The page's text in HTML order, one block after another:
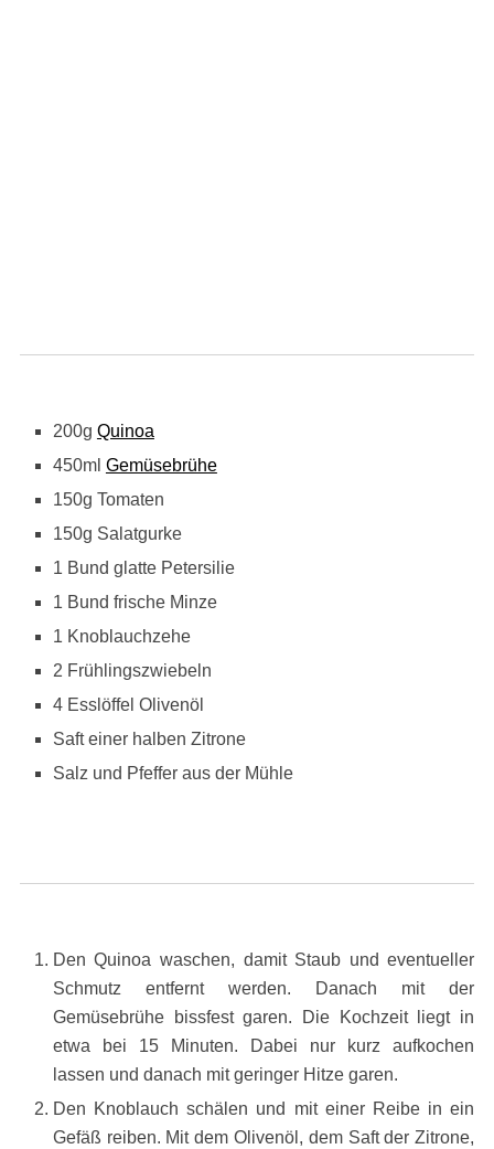
200g Quinoa
450ml Gemüsebrühe
150g Tomaten
150g Salatgurke
1 Bund glatte Petersilie
1 Bund frische Minze
1 Knoblauchzehe
2 Frühlingszwiebeln
4 Esslöffel Olivenöl
Saft einer halben Zitrone
Salz und Pfeffer aus der Mühle
Den Quinoa waschen, damit Staub und eventueller
Schmutz entfernt werden. Danach mit der
Gemüsebrühe bissfest garen. Die Kochzeit liegt in
etwa bei 15 Minuten. Dabei nur kurz aufkochen
lassen und danach mit geringer Hitze garen.
Den Knoblauch schälen und mit einer Reibe in ein
Gefäß reiben. Mit dem Olivenöl, dem Saft der Zitrone,